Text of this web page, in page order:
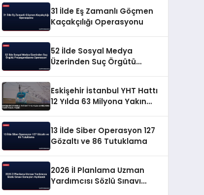
31 İlde Eş Zamanlı Göçmen
Kaçakçılığı Operasyonu
52 İlde Sosyal Medya
Üzerinden Suç Örgütü
Eskişehir İstanbul YHT Hattı
12 Yılda 63 Milyona Yakın
13 İlde Siber Operasyon 127
Gözaltı ve 86 Tutuklama
2026 İl Planlama Uzman
Yardımcısı Sözlü Sınavı